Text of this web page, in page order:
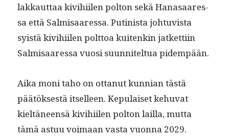
lakkaut­taa kivi­hi­ilen polton sekä Hanasaa­res­
sa että Salmisaa­res­sa. Putin­ista johtu­vista
syistä kivi­hi­ilen polt­toa kuitenkin jatket­ti­in
Salmisaa­res­sa vuosi suun­nitel­tua pidempään.
Aika moni taho on ottanut kunn­ian tästä
päätök­ses­tä itselleen. Kepu­laiset kehu­vat
kieltäneen­sä kivi­hi­ilen polton lail­la, mut­ta
tämä astuu voimaan vas­ta vuon­na 2029.